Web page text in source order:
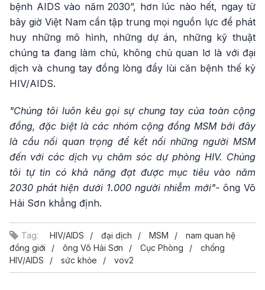
bệnh AIDS vào năm 2030”, hơn lúc nào hết, ngay từ
bây giờ Việt Nam cần tập trung mọi nguồn lực để phát
huy những mô hình, những dự án, những kỹ thuật
chúng ta đang làm chủ, không chủ quan lơ là với đại
dịch và chung tay đồng lòng đẩy lùi căn bệnh thế kỷ
HIV/AIDS.
"Chúng tôi luôn kêu gọi sự chung tay của toàn cộng
đồng, đặc biệt là các nhóm cộng đồng MSM bởi đây
là cầu nối quan trọng để kết nối những người MSM
đến với các dịch vụ chăm sóc dự phòng HIV. Chúng
tôi tự tin có khả năng đạt được mục tiêu vào năm
2030 phát hiện dưới 1.000 người nhiễm mới"- ông Võ
Hải Sơn khẳng định.
Tag: HIV/AIDS đại dịch MSM
nam quan hệ
đồng giới
ông Võ Hải Sơn Cục Phòng
chống
HIV/AIDS
sức khỏe vov2